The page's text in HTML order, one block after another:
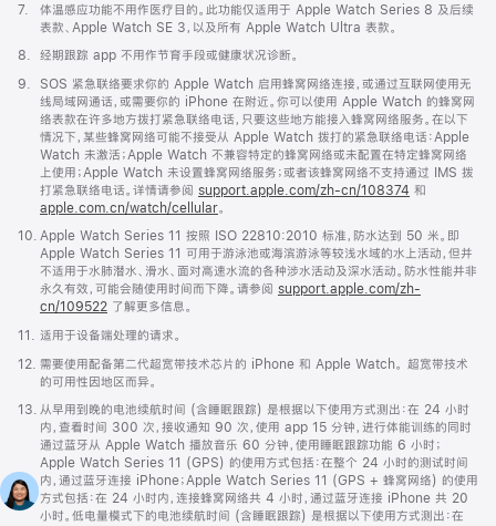
脚
7.
体温感应功能不用作医疗目的。此功能仅适用于 Apple Watch Series 8 及后续
表款、Apple Watch SE 3，以及所有 Apple Watch Ultra 表款。
脚
8. 经期跟踪 app 不用作节育手段或健康状况诊断。
脚
9.
SOS 紧急联络要求你的 Apple Watch 启用蜂窝网络连接，或通过互联网使用无
线局域网通话，或需要你的 iPhone 在附近。你可以使用 Apple Watch 的蜂窝网
络表款在许多地方拨打紧急联络电话，只要这些地方能接入蜂窝网络服务。在以下
情况下，某些蜂窝网络可能不接受从 Apple Watch 拨打的紧急联络电话：Apple
Watch 未激活；Apple Watch 不兼容特定的蜂窝网络或未配置在特定蜂窝网络
上使用；Apple Watch 未设置蜂窝网络服务；或者该蜂窝网络不支持通过 IMS 拨
打紧急联络电话。详情请参阅 support.apple.com/zh-cn/108374 (在
口
中
打
开)
和
apple.com.cn/watch/cellular。
脚
10. Apple Watch Series 11 按照 ISO 22810:2010 标准，防水达到 50 米。即
Apple Watch Series 11 可用于游泳池或海滨游泳等较浅水域的水上活动，但并
不适用于水肺潜水、滑水、面对高速水流的各种涉水活动及深水活动。防水性能并非
永久有效，可能会随使用时间而下降。请参阅 support.apple.com/zh-
cn/109522 了解更多信息。
脚
11. 适用于设备端处理的请求。
脚
12. 需要使用配备第二代超宽带技术芯片的 iPhone 和 Apple Watch。 超宽带技术
的可用性因地区而异。
脚
13.
从早用到晚的电池续航时间 (含睡眠跟踪) 是根据以下使用方式测出：在 24 小时
内，查看时间 300 次，接收通知 90 次，使用 app 15 分钟，进行体能训练的同时
通过蓝牙从 Apple Watch 播放音乐 60 分钟，使用睡眠跟踪功能 6 小时；
Apple Watch Series 11 (GPS) 的使用方式包括：在整个 24 小时的测试时间
内，通过蓝牙连接 iPhone；Apple Watch Series 11 (GPS + 蜂窝网络) 的使用
方式包括：在 24 小时内，连接蜂窝网络共 4 小时，通过蓝牙连接 iPhone 共 20
小时。低电量模式下的电池续航时间 (含睡眠跟踪) 是根据以下使用方式测出：在